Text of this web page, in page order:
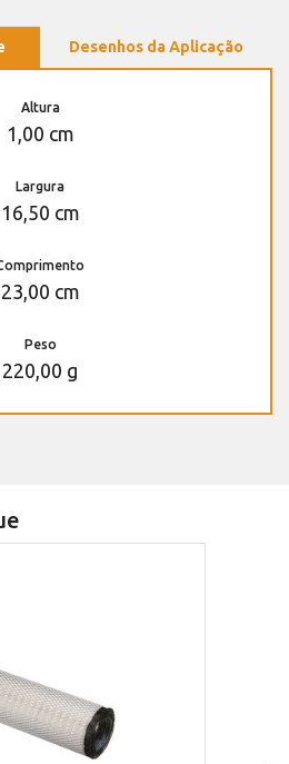
Desenhos da Aplicação
Altura
1,00 cm
Largura
16,50 cm
23,00 cm
Peso
220,00 g